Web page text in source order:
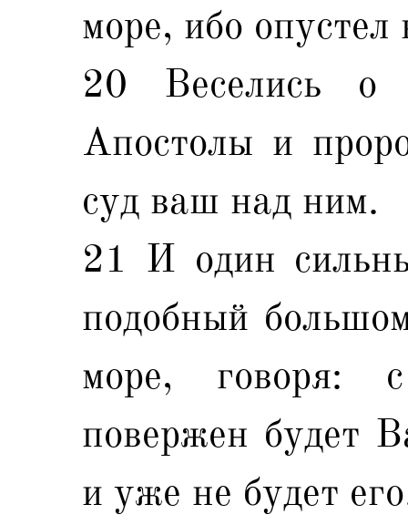
море, ибо опустел
20 Веселись о
Апостолы и
суд ваш над ним.
21 И один
подобный
море, говоря:
повержен будет
и уже не будет